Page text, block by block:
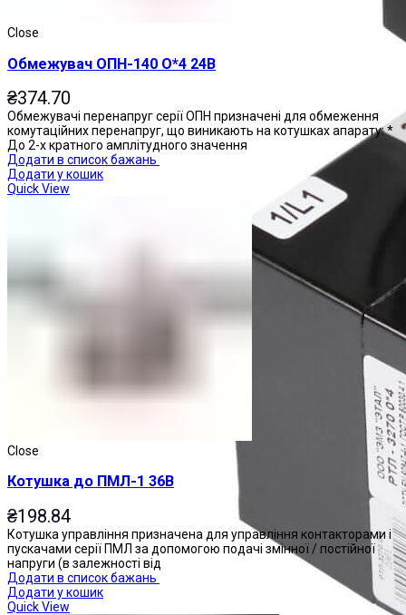
Close
Обмежувач ОПН-140 О*4 24В
₴374.70
Обмежувачі перенапруг серії ОПН призначені для обмеження
комутаційних перенапруг, що виникають на котушках апарату: *
До 2-х кратного амплітудного значення
Додати в список бажань
Додати у кошик
Quick View
Close
Котушка до ПМЛ-1 36В
₴198.84
Котушка управління призначена для управління контакторами і
пускачами серії ПМЛ за допомогою подачі змінної / постійної
напруги (в залежності від
Додати в список бажань
Додати у кошик
Quick View